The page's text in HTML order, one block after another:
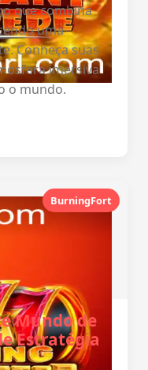
que combina
uma
Conheça suas
imersiva
o mundo.
BurningFort
Mundo de
Estratégia